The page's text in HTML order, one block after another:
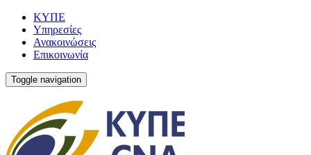
ΚΥΠΕ
Υπηρεσίες
Ανακοινώσεις
Επικοινωνία
Toggle navigation